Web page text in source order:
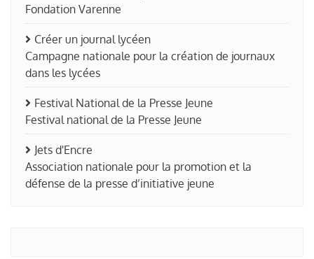
Fondation Varenne
Créer un journal lycéen
Campagne nationale pour la création de journaux
dans les lycées
Festival National de la Presse Jeune
Festival national de la Presse Jeune
Jets d'Encre
Association nationale pour la promotion et la
défense de la presse d’initiative jeune